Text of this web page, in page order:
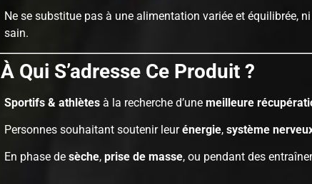
Ne se substitue pas à une alimentation variée et équilibrée,
sain.
À Qui S’adresse Ce Produit ?
Sportifs & athlètes à la recherche d’une meilleure
Personnes souhaitant soutenir leurénergie, système
En phase de sèche, prise de masse, ou pendant des